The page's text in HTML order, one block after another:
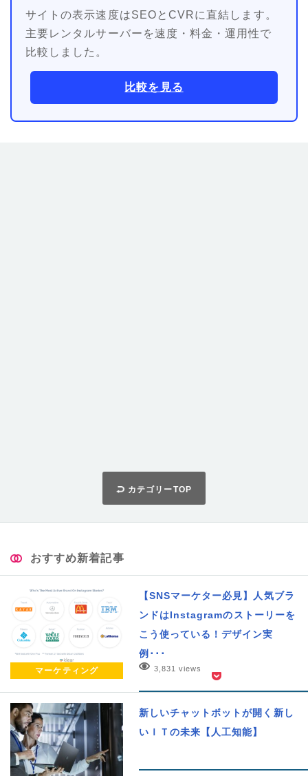
サイトの表示速度はSEOとCVRに直結します。
主要レンタルサーバーを速度・料金・運用性で
比較しました。
比較を見る
カテゴリーTOP
おすすめ新着記事
マーケティング
【SNSマーケター必見】人気ブラ
ンドはInstagramのストーリーを
こう使っている！デザイン実
例･･･
3,831 views
新しいチャットボットが開く新し
いＩＴの未来【人工知能】